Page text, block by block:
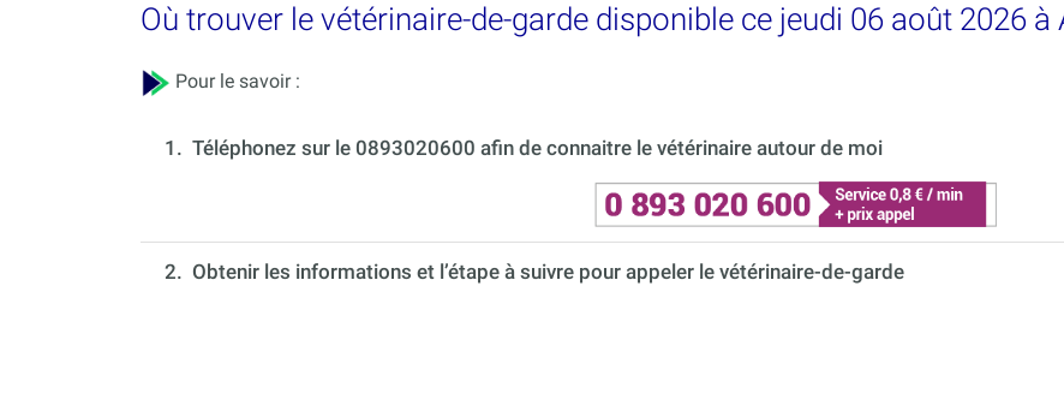
Où trouver le vétérinaire-de-garde disponible ce jeudi 06 août 2026 à
Pour le savoir :
1. Téléphonez sur le 0893020600 afin de connaitre le vétérinaire autour de moi
2. Obtenir les informations et l’étape à suivre pour appeler le vétérinaire-de-garde